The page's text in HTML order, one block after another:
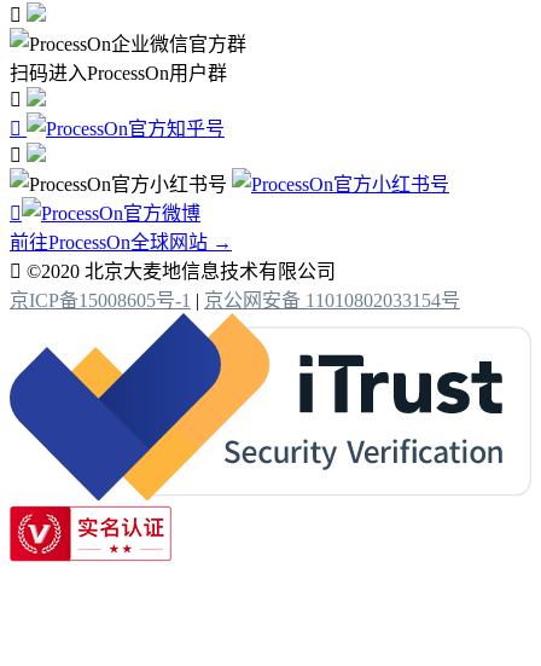

扫码进入ProcessOn用户群




前往ProcessOn全球网站 →
 ©2020 北京大麦地信息技术有限公司
京ICP备15008605号-1 | 京公网安备 11010802033154号